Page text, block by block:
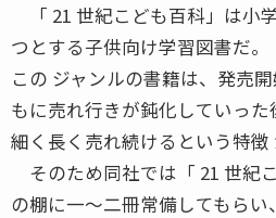
「 21 世紀こども百科」は小
つとする子供向け学習図書だ。
この ジャンルの書籍は、発売
もに売れ行きが鈍化していっ
細く長く売れ続けるという特徴
そのため同社では「 21 世紀
の棚に一〜二冊常備してもら